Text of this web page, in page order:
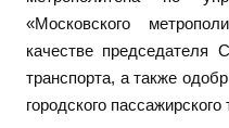
«Московского
качестве председателя
транспорта, а также
городского пассажирского